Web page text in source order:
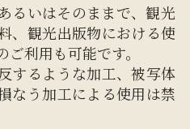
るいはそのままで、観光
、観光出版物における使
利用も可能です。
するような加工、被写体
なう加工による使用は禁